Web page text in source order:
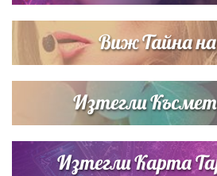
Виж Тайна на
Изтегли
Изтегли Карта